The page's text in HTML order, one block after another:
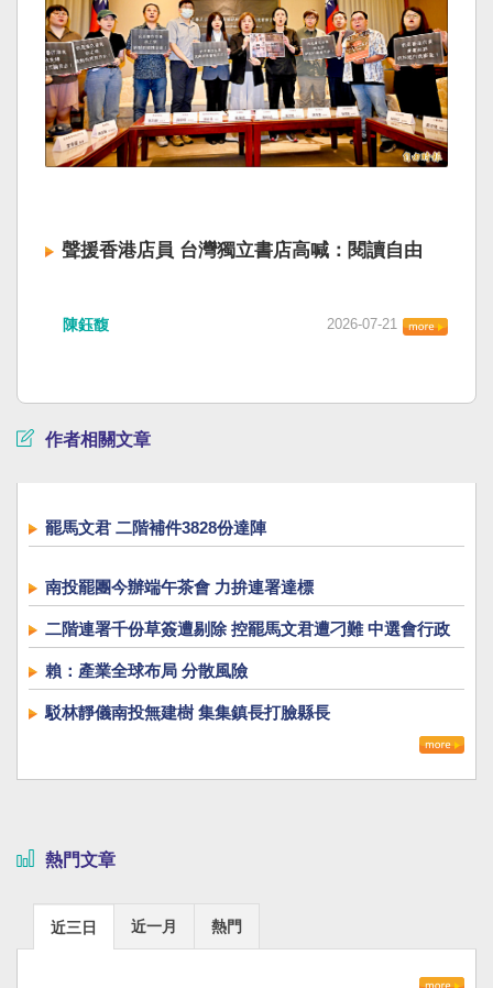
聲援香港店員 台灣獨立書店高喊：閱讀自由
陳鈺馥 2026-07-21
作者相關文章
罷馬文君 二階補件3828份達陣
南投罷團今辦端午茶會 力拚連署達標
二階連署千份草簽遭剔除 控罷馬文君遭刁難 中選會行政
調查
賴：產業全球布局 分散風險
駁林靜儀南投無建樹 集集鎮長打臉縣長
熱門文章
近三日 近一月 熱門